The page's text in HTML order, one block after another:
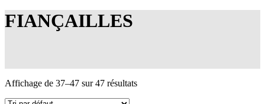
FIANÇAILLES
Affichage de 37–47 sur 47 résultats